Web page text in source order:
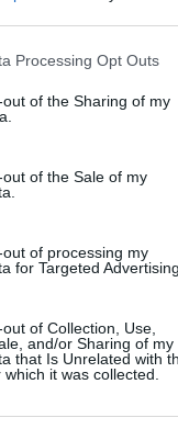
website/app uses one
visit or usage behaviour.
to Google and its
specified purposes
Processing Opt Outs
of the Sharing of my
of the Sale of my
of processing my
for Targeted Advertising.
of Collection, Use,
and/or Sharing of my
that Is Unrelated with
it was collected.
l'accesso
dal menù del
Job Day 2019
in tempo
GalluraOggi.it